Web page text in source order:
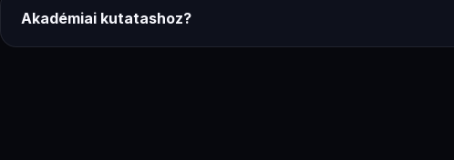
Akadémiai kutatashoz?